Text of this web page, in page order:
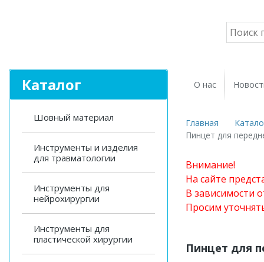
Каталог
Шовный материал
Инструменты и изделия
для травматологии
Инструменты для
нейрохирургии
Инструменты для
пластической хирургии
О нас
Главная
Пинцет для
Внимание!
На сайте
В зависимости
Просим
Пинцет для